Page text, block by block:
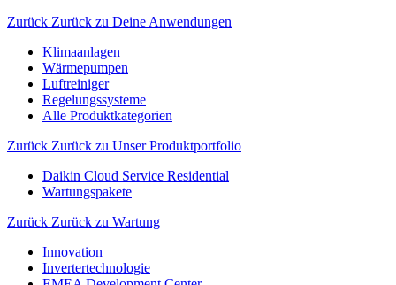
Zurück Zurück zu Deine Anwendungen
Klimaanlagen
Wärmepumpen
Luftreiniger
Regelungssysteme
Alle Produktkategorien
Zurück Zurück zu Unser Produktportfolio
Daikin Cloud Service Residential
Wartungspakete
Zurück Zurück zu Wartung
Innovation
Invertertechnologie